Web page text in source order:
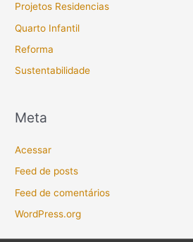
Projetos Residencias
Quarto Infantil
Reforma
Sustentabilidade
Meta
Acessar
Feed de posts
Feed de comentários
WordPress.org